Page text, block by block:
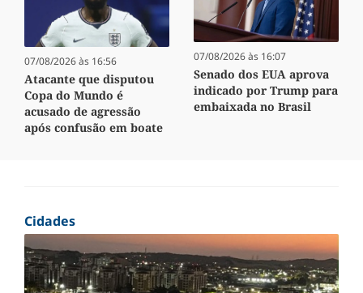
07/08/2026 às 16:56
Atacante que disputou
Copa do Mundo é
acusado de agressão
após confusão em boate
07/08/2026 às 16:07
Senado dos EUA aprova
indicado por Trump para
embaixada no Brasil
Cidades